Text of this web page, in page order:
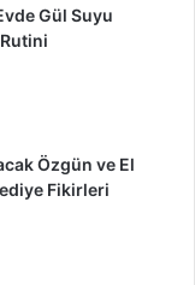
Gül Suyu
Rutini
Özgün ve El
Fikirleri